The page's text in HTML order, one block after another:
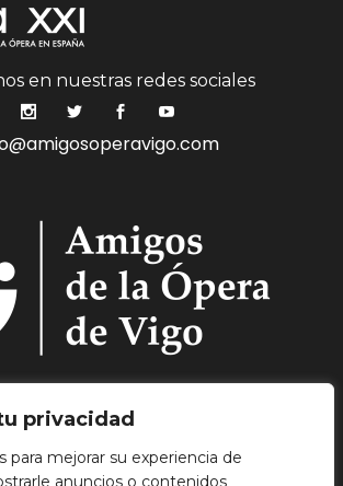
privacidad
para mejorar su experiencia de
anuncios o contenidos
en nuestras redes sociales
Asóciate.
Hemeroteca.
Noticias.
Contacto.